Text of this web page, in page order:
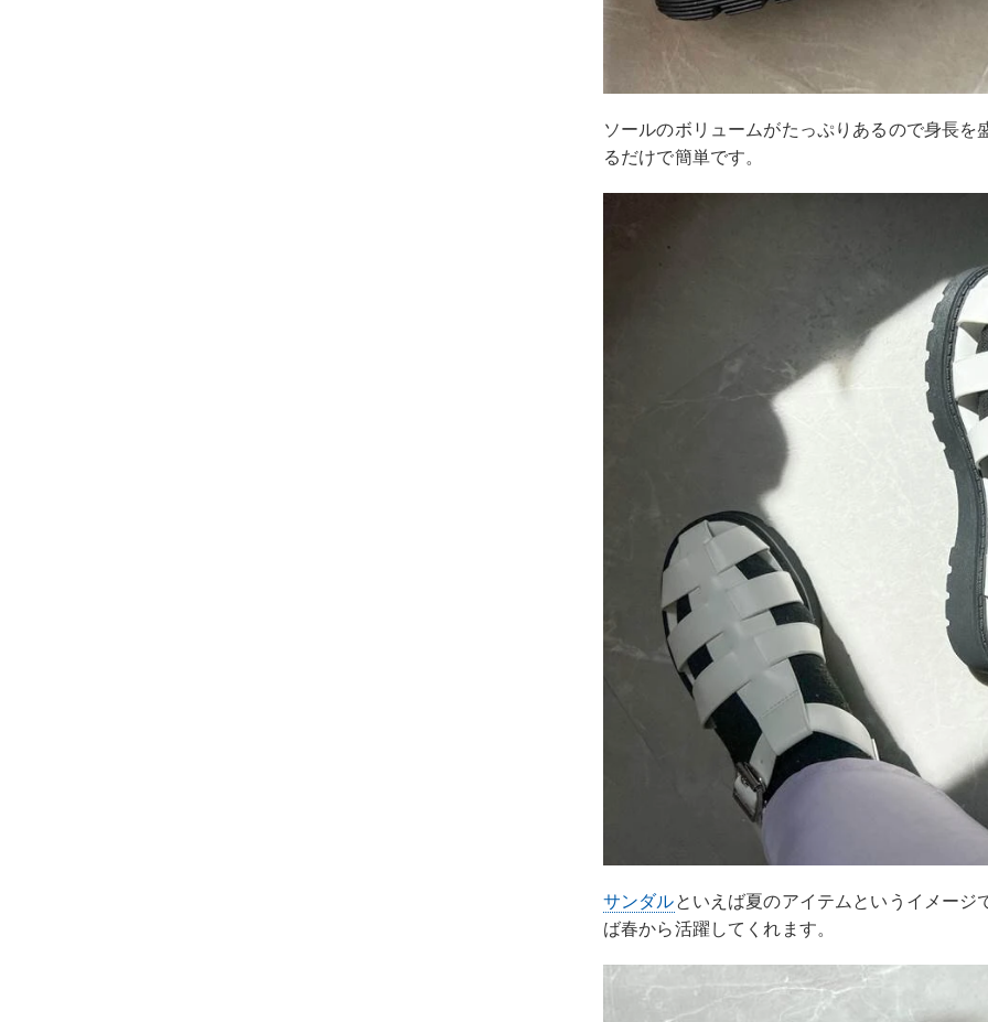
ソールのボリュームがたっぷりあるので身長
るだけで簡単です。
サンダルといえば夏のアイテムというイメー
ば春から活躍してくれます。